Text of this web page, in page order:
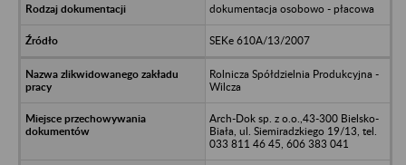
dokumentacja osobowo - płacowa
SEKe 610A/13/2007
Rolnicza Spółdzielnia Produkcyjna -
Wilcza
Arch-Dok sp. z o.o.,43-300 Bielsko-
Biała, ul. Siemiradzkiego 19/13, tel.
033 811 46 45, 606 383 041